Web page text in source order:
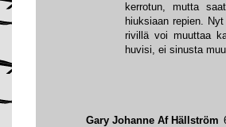
Gary Johanne Af Hällström
kerrotun, mutta
hiuksiaan repien.
rivillä voi muuttaa
huvisi, ei sinusta